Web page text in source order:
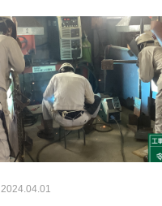
2024.04.01